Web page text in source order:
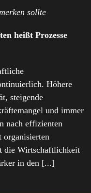
sollte
heißt Prozesse
Höhere
steigende
und immer
nach effizienten
organisierten
die Wirtschaftlichkeit
in den [...]